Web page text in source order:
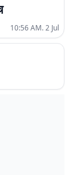
10:56 AM. 2 Jul